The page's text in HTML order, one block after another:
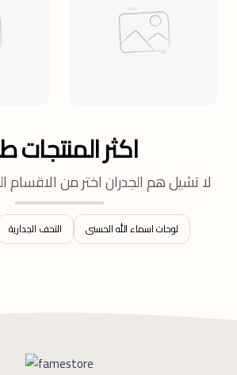
اكثر المنتجات
لا تشيل هم الجدران اختر من الاقسام
التحف الجدارية لوحات اسماء الله الحسنى